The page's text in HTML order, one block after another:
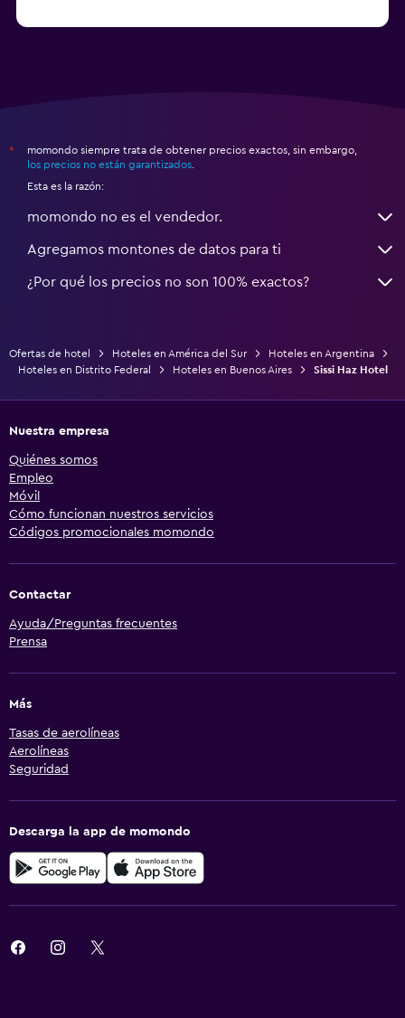
*
momondo siempre trata de obtener precios exactos, sin embargo,
los precios no están garantizados
Esta es la razón:
momondo no es el vendedor.
Agregamos montones de datos para ti
¿Por qué los precios no son 100% exactos?
Ofertas de hotel Hoteles en América del Sur
Hoteles en Argentina
Hoteles en Distrito Federal
Hoteles en Buenos Aires Sissi Haz Hotel
Nuestra empresa
Quiénes somos
Empleo
Móvil
Cómo funcionan nuestros servicios
Códigos promocionales momondo
Contactar
Ayuda/Preguntas frecuentes
Prensa
Más
Tasas de aerolíneas
Aerolíneas
Seguridad
Descarga la app de momondo